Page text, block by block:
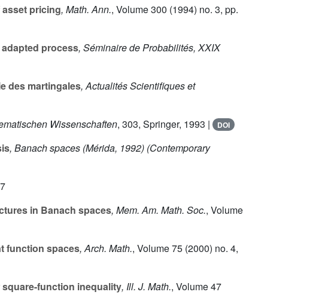
pricing, Math. Ann., Volume 300 (1994) no. 3, pp.
process, Séminaire de Probabilités, XXIX
des martingales, Actualités Scientifiques et
Wissenschaften, 303, Springer, 1993 | DOI
, Banach spaces (Mérida, 1992) (Contemporary
in Banach spaces, Mem. Am. Math. Soc., Volume
function spaces, Arch. Math., Volume 75 (2000) no. 4,
function inequality, Ill. J. Math., Volume 47